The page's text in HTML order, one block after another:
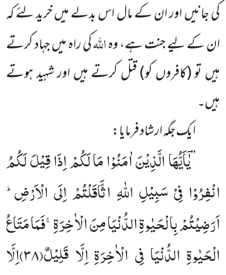
کی جانیں اور ان کے مال اس بدلے میں خرید لئے کہ
ان کے لیے جنت ہے، وہاللہکی راہ میں جہاد کرتے
ہیں تو (کافروں کو) قتل کرتے ہیں اور شہید ہوتے
ہیں۔
ایک جگہ ارشاد فرمایا:
’’یٰۤاَیُّهَا الَّذِیْنَ اٰمَنُوْا مَا لَكُمْ اِذَا قِیْلَ لَكُمُ
انْفِرُوْا فِیْ سَبِیْلِ اللّٰهِ اثَّاقَلْتُمْ اِلَى الْاَرْضِؕ-
اَرَضِیْتُمْ بِالْحَیٰوةِ الدُّنْیَا مِنَ الْاٰخِرَةِۚ-فَمَا مَتَاعُ
الْحَیٰوةِ الدُّنْیَا فِی الْاٰخِرَةِ اِلَّا قَلِیْلٌ(۳۸)اِلَّا